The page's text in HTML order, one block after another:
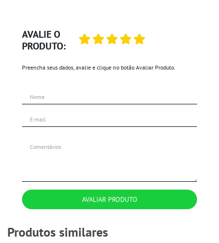
AVALIE O
PRODUTO:
Preencha seus dados, avalie e clique no botão Avaliar Produto.
AVALIAR PRODUTO
Produtos similares